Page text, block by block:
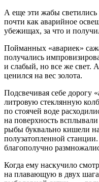
А еще эти жабы
почти как аварийное
убежищах, за что и
Пойманных «авариек»
получались
и слабый, но все же свет.
ценился на вес золота.
Подсвечивая себе дорогу
литровую стеклянную
по стоячей воде
на поверхность
рыбы буквально кишели
полузатопленной
благополучно
Когда ему наскучило
на плавающую в двух